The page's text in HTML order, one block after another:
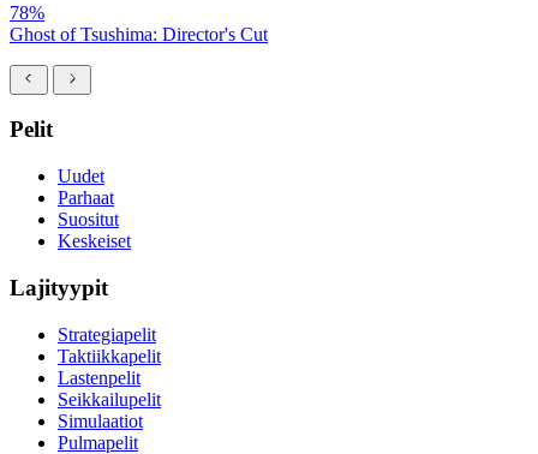
78%
Ghost of Tsushima: Director's Cut
Pelit
Uudet
Parhaat
Suositut
Keskeiset
Lajityypit
Strategiapelit
Taktiikkapelit
Lastenpelit
Seikkailupelit
Simulaatiot
Pulmapelit